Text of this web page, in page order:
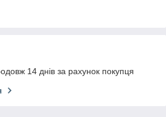
14 днів за рахунок покупця